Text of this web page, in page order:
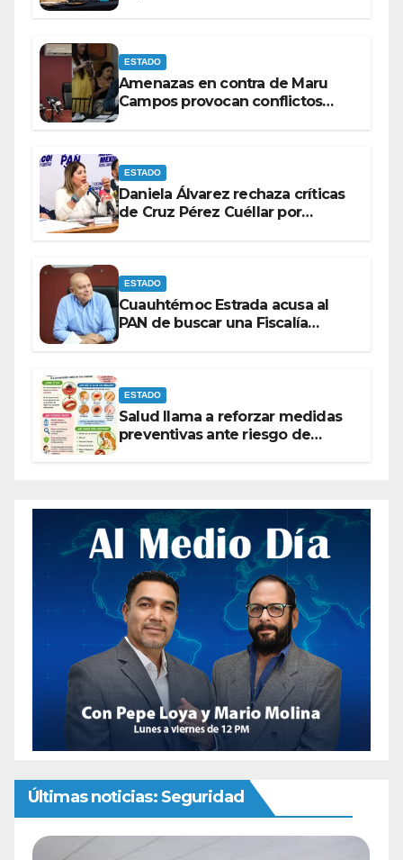
ESTADO
Amenazas en contra de Maru
Campos provocan conflictos
ESTADO
Daniela Álvarez rechaza críticas
de Cruz Pérez Cuéllar por
ESTADO
Cuauhtémoc Estrada acusa al
PAN de buscar una Fiscalía
ESTADO
Salud llama a reforzar medidas
preventivas ante riesgo de
Últimas noticias: Seguridad